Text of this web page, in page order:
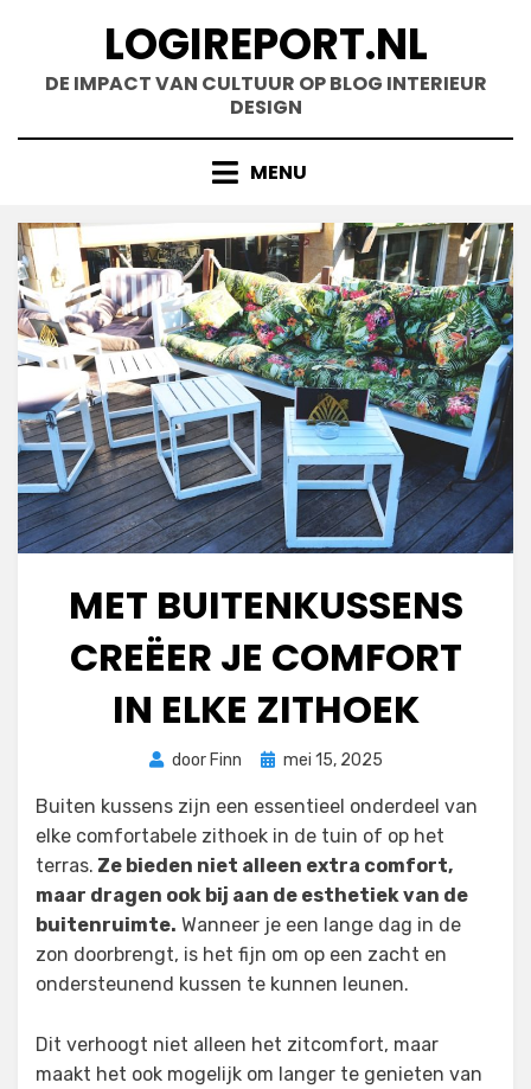
inhoud
LOGIREPORT.NL
DE IMPACT VAN CULTUUR OP BLOG INTERIEUR
DESIGN
MENU
MET BUITENKUSSENS
CREËER JE COMFORT
IN ELKE ZITHOEK
door Finn
Geplaatst
mei 15, 2025
Buiten kussens zijn een essentieel onderdeel van
elke comfortabele zithoek in de tuin of op het
terras. Ze bieden niet alleen extra comfort,
maar dragen ook bij aan de esthetiek van de
buitenruimte. Wanneer je een lange dag in de
zon doorbrengt, is het fijn om op een zacht en
ondersteunend kussen te kunnen leunen.
Dit verhoogt niet alleen het zitcomfort, maar
maakt het ook mogelijk om langer te genieten van